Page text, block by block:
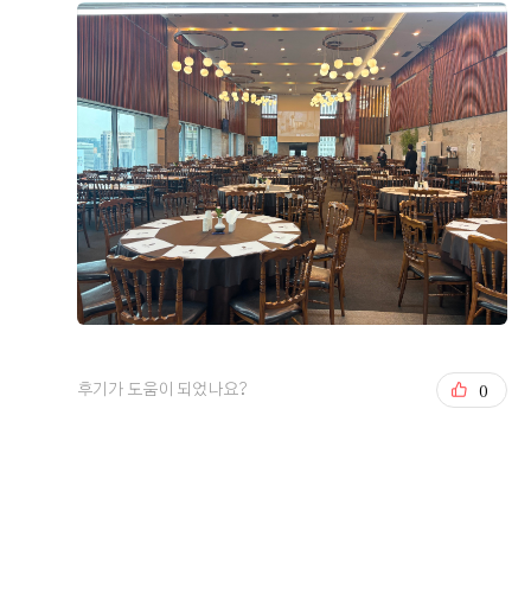
후기가 도움이 되었나요? 0